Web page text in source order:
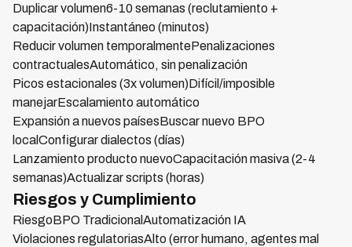
Duplicar volumen6-10 semanas (reclutamiento +
capacitación)Instantáneo (minutos)
Reducir volumen temporalmentePenalizaciones
contractualesAutomático, sin penalización
Picos estacionales (3x volumen)Difícil/imposible
manejarEscalamiento automático
Expansión a nuevos paísesBuscar nuevo BPO
localConfigurar dialectos (días)
Lanzamiento producto nuevoCapacitación masiva (2-4
semanas)Actualizar scripts (horas)
Riesgos y Cumplimiento
RiesgoBPO TradicionalAutomatización IA
Violaciones regulatoriasAlto (error humano, agentes mal